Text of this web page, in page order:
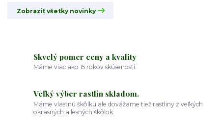
Zobraziť všetky novinky
Skvelý pomer ceny a kvality
Máme viac ako 15 rokov skúseností.
Veľký výber rastlín skladom.
Máme vlastnú škôlku ale dovážame tiež rastliny z veľkých
okrasných a lesných škôlok.